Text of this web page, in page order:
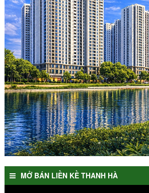
MỞ BÁN LIỀN KỀ THANH HÀ